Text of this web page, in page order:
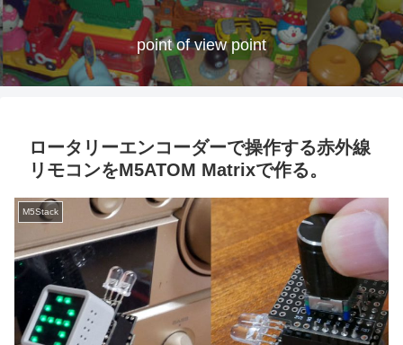
point of view point
ロータリーエンコーダーで操作する赤外線
リモコンをM5ATOM Matrixで作る。
M5Stack